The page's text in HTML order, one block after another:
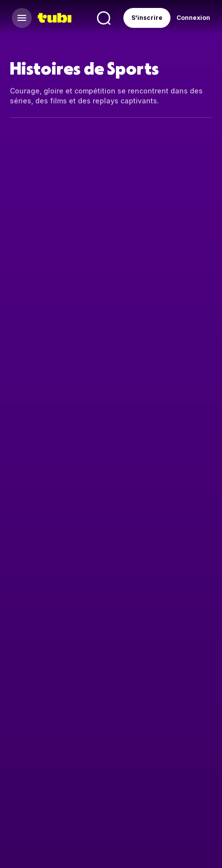
Connexion
S'inscrire
Histoires de Sports
Courage, gloire et compétition se rencontrent dans des
séries, des films et des replays captivants.